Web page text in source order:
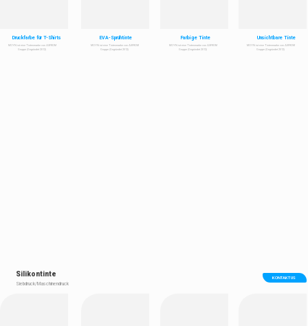
Druckfarbe für T-Shirts
MOYN ist eine Tintenmarke von ASFROM
Gruppe (Gegründet 2012)
EVA-Sprühtinte
MOYN ist eine Tintenmarke von ASFROM
Gruppe (Gegründet 2012)
MOYN ist eine Tintenmarke von ASFROM
Gruppe (Gegründet 2012)
Farbige Tinte
MOYN ist eine Tintenmarke von ASFROM
Gruppe (Gegründet 2012)
Unsichtbare Tinte
Silikontinte
Siebdruck/Maschinendruck
KONTAKT US